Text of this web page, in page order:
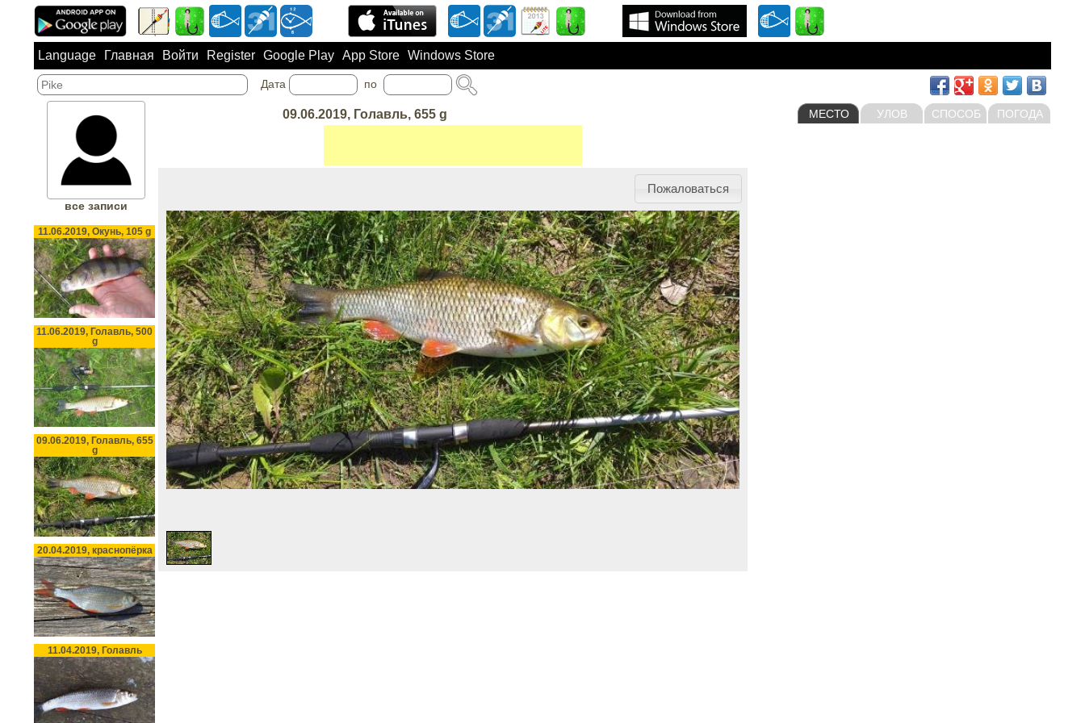
Language Главная Войти Register Google Play App Store Windows Store
Дата по
09.06.2019, Голавль, 655 g МЕСТО УЛОВ СПОСОБ ПОГОДА
все записи
11.06.2019, Окунь, 105 g
11.06.2019, Голавль, 500
g
09.06.2019, Голавль, 655
g
20.04.2019, краснопёрка
11.04.2019, Голавль
Пожаловаться